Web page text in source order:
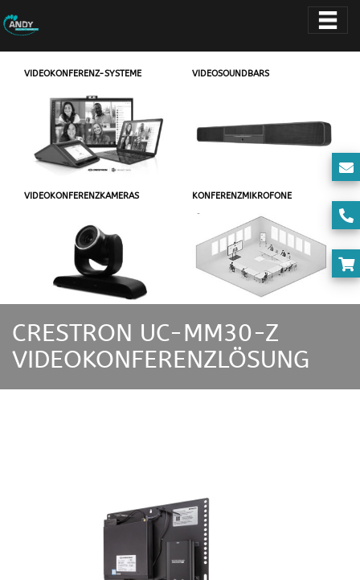
VIDEOKONFERENZ-SYSTEME VIDEOSOUNDBARS
VIDEOKONFERENZKAMERAS KONFERENZMIKROFONE
CRESTRON UC-MM30-Z
VIDEOKONFERENZLÖSUNG